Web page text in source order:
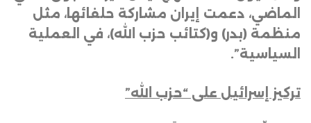
الماضي، دعمت إيران مشاركة حلفائها، مثل
منظمة (بدر) و(كتائب حزب الله)، في العملية
السياسية”.
تركيز إسرائيل على “حزب الله”